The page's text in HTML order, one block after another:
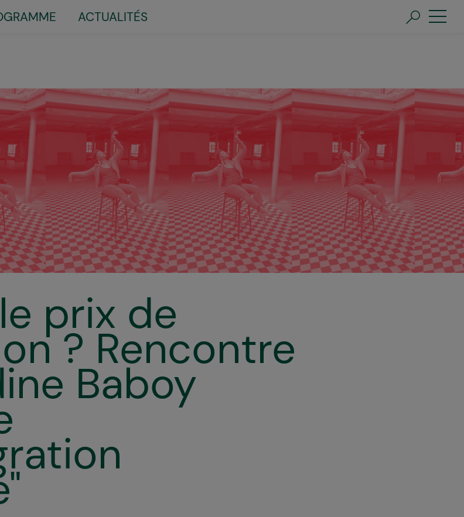
Little
menu
ACTUALITÉS
prix de
? Rencontre
Baboy